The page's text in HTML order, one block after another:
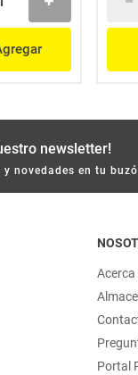
newsletter!
y novedades en tu
Portal